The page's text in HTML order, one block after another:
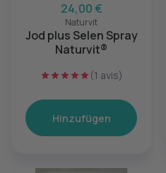
24,00 €
Naturvit
Jod plus Selen Spray
Naturvit®
(1 avis)
Hinzufügen